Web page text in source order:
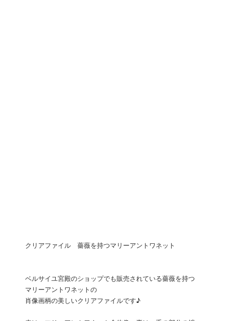
クリアファイル 薔薇を持つマリーアントワネット
ベルサイユ宮殿のショップでも販売されている薔薇を持つ
マリーアントワネットの
肖像画柄の美しいクリアファイルです♪